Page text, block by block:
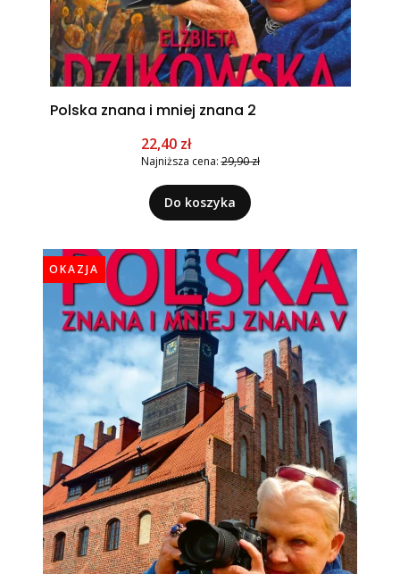
Polska znana i mniej znana 2
Cena promocyjna
22,40 zł
Najniższa cena: 29,90 zł
Do koszyka
OKAZJA